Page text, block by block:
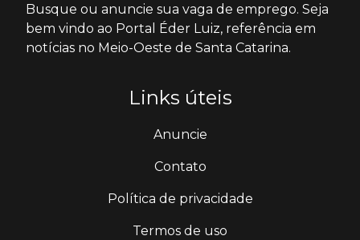
Busque ou anuncie sua vaga de emprego. Seja
bem vindo ao Portal Éder Luiz, referência em
notícias no Meio-Oeste de Santa Catarina.
Links úteis
Anuncie
Contato
Política de privacidade
Termos de uso